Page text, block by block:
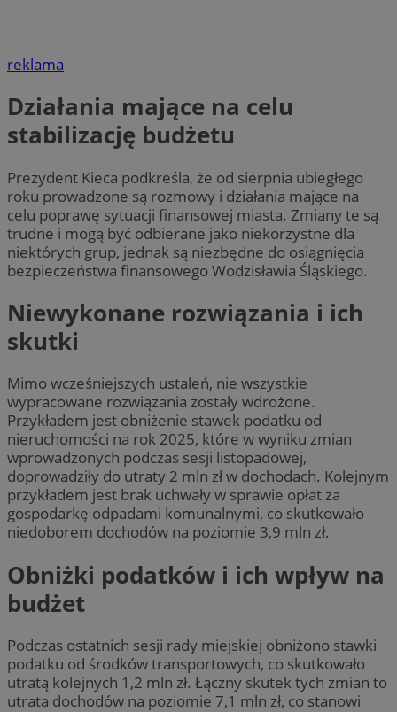
reklama
Działania mające na celu
stabilizację budżetu
Prezydent Kieca podkreśla, że od sierpnia ubiegłego
roku prowadzone są rozmowy i działania mające na
celu poprawę sytuacji finansowej miasta. Zmiany te są
trudne i mogą być odbierane jako niekorzystne dla
niektórych grup, jednak są niezbędne do osiągnięcia
bezpieczeństwa finansowego Wodzisławia Śląskiego.
Niewykonane rozwiązania i ich
skutki
Mimo wcześniejszych ustaleń, nie wszystkie
wypracowane rozwiązania zostały wdrożone.
Przykładem jest obniżenie stawek podatku od
nieruchomości na rok 2025, które w wyniku zmian
wprowadzonych podczas sesji listopadowej,
doprowadziły do utraty 2 mln zł w dochodach. Kolejnym
przykładem jest brak uchwały w sprawie opłat za
gospodarkę odpadami komunalnymi, co skutkowało
niedoborem dochodów na poziomie 3,9 mln zł.
Obniżki podatków i ich wpływ na
budżet
Podczas ostatnich sesji rady miejskiej obniżono stawki
podatku od środków transportowych, co skutkowało
utratą kolejnych 1,2 mln zł. Łączny skutek tych zmian to
utrata dochodów na poziomie 7,1 mln zł, co stanowi